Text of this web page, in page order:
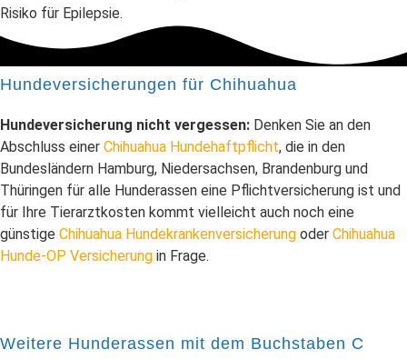
Risiko für Epilepsie.
Hundeversicherungen für Chihuahua
Hundeversicherung nicht vergessen: Denken Sie an den
Abschluss einer Chihuahua Hundehaftpflicht, die in den
Bundesländern Hamburg, Niedersachsen, Brandenburg und
Thüringen für alle Hunderassen eine Pflichtversicherung ist und
für Ihre Tierarztkosten kommt vielleicht auch noch eine
günstige Chihuahua Hundekrankenversicherung oder Chihuahua
Hunde-OP Versicherung in Frage.
Weitere Hunderassen mit dem Buchstaben C